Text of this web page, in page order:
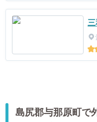
島尻郡与那原町で